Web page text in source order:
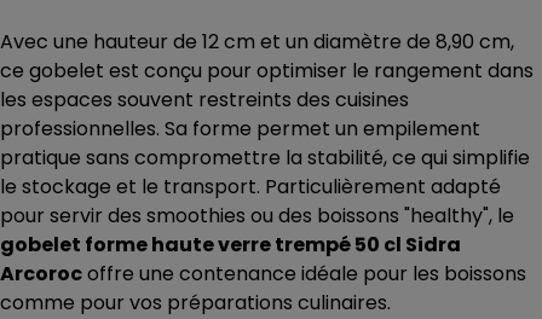
Avec une hauteur de 12 cm et un diamètre de 8,90 cm,
ce gobelet est conçu pour optimiser le rangement dans
les espaces souvent restreints des cuisines
professionnelles. Sa forme permet un empilement
pratique sans compromettre la stabilité, ce qui simplifie
le stockage et le transport. Particulièrement adapté
pour servir des smoothies ou des boissons "healthy", le
gobelet forme haute verre trempé 50 cl Sidra
Arcorocoffre une contenance idéale pour les boissons
comme pour vos préparations culinaires.